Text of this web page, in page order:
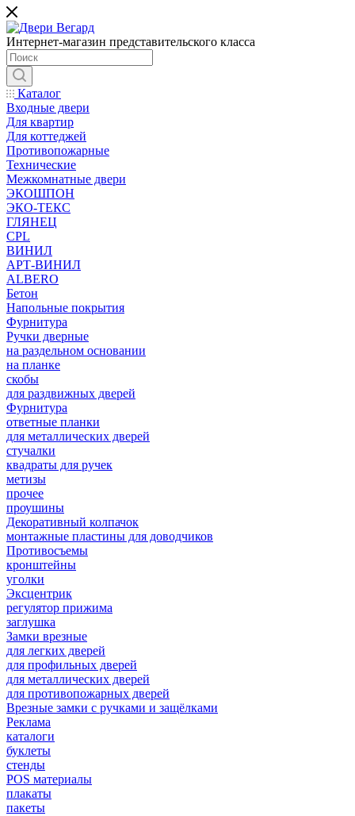
Интернет-магазин представительского класса
Каталог
Входные двери
Для квартир
Для коттеджей
Противопожарные
Технические
Межкомнатные двери
ЭКОШПОН
ЭКО-ТЕКС
ГЛЯНЕЦ
CPL
ВИНИЛ
АРТ-ВИНИЛ
ALBERO
Бетон
Напольные покрытия
Фурнитура
Ручки дверные
на раздельном основании
на планке
скобы
для раздвижных дверей
Фурнитура
ответные планки
для металлических дверей
стучалки
квадраты для ручек
метизы
прочее
проушины
Декоративный колпачок
монтажные пластины для доводчиков
Противосъемы
кронштейны
уголки
Эксцентрик
регулятор прижима
заглушка
Замки врезные
для легких дверей
для профильных дверей
для металлических дверей
для противопожарных дверей
Врезные замки с ручками и защёлками
Реклама
каталоги
буклеты
стенды
POS материалы
плакаты
пакеты